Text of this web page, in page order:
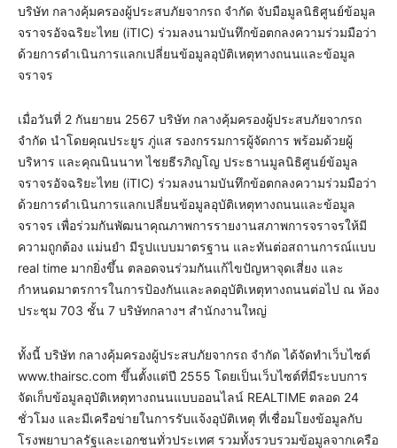
บริษัท กลางคุ้มครองผู้ประสบภัยจากรถ จำกัด จับมือมูลนิธิศูนย์ข้อมูล
จราจรอัจฉริยะไทย (iTIC) ร่วมลงนามบันทึกข้อตกลงความร่วมมือว่า
ด้วยการดำเนินการแลกเปลี่ยนข้อมูลอุบัติเหตุทางถนนและข้อมูล
จราจร
เมื่อวันที่ 2 กันยายน 2567 บริษัท กลางคุ้มครองผู้ประสบภัยจากรถ
จำกัด นำโดยคุณประยูร ภู่แส รองกรรมการผู้จัดการ พร้อมด้วยผู้
บริหาร และคุณนินนาท ไชยธีรภิญโญ ประธานมูลนิธิศูนย์ข้อมูล
จราจรอัจฉริยะไทย (iTIC) ร่วมลงนามบันทึกข้อตกลงความร่วมมือว่า
ด้วยการดำเนินการแลกเปลี่ยนข้อมูลอุบัติเหตุทางถนนและข้อมูล
จราจร เพื่อร่วมกันพัฒนาคุณภาพการรายงานสภาพการจราจรให้มี
ความถูกต้อง แม่นยำ มีรูปแบบมาตรฐาน และทันต่อสถานการณ์แบบ
real time มากยิ่งขึ้น ตลอดจนร่วมกันแก้ไขปัญหาจุดเสี่ยง และ
กำหนดมาตรการในการป้องกันและลดอุบัติเหตุทางถนนต่อไป ณ ห้อง
ประชุม 703 ชั้น 7 บริษัทกลางฯ สำนักงานใหญ่
ทั้งนี้ บริษัท กลางคุ้มครองผู้ประสบภัยจากรถ จำกัด ได้จัดทำเว็บไซต์
www.thairsc.com ขึ้นตั้งแต่ปี 2555 โดยเป็นเว็บไซต์ที่มีระบบการ
จัดเก็บข้อมูลอุบัติเหตุทางถนนแบบออนไลน์ REALTIME ตลอด 24
ชั่วโมง และมีเครือข่ายในการรับแจ้งอุบัติเหตุ ที่เชื่อมโยงข้อมูลกับ
โรงพยาบาลรัฐและเอกชนทั่วประเทศ รวมทั้งรวบรวมข้อมูลจากเครือ